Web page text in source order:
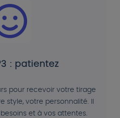
: patientez
pour recevoir votre tirage
style, votre personnalité. Il
et à vos attentes.